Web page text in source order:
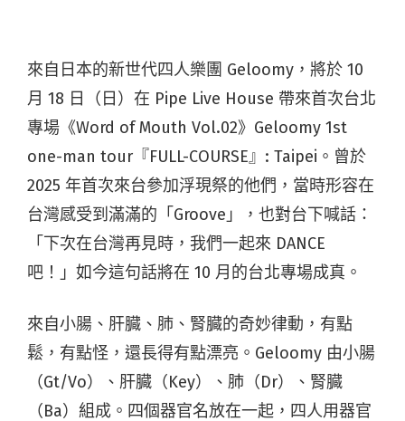
來自日本的新世代四人樂團 Geloomy，將於 10
月 18 日（日）在 Pipe Live House 帶來首次台北
專場《Word of Mouth Vol.02》Geloomy 1st
one-man tour『FULL-COURSE』: Taipei。曾於
2025 年首次來台參加浮現祭的他們，當時形容在
台灣感受到滿滿的「Groove」，也對台下喊話：
「下次在台灣再見時，我們一起來 DANCE
吧！」如今這句話將在 10 月的台北專場成真。
來自小腸、肝臓、肺、腎臓的奇妙律動，有點
鬆，有點怪，還長得有點漂亮。Geloomy 由小腸
（Gt/Vo）、肝臓（Key）、肺（Dr）、腎臓
（Ba）組成。四個器官名放在一起，四人用器官